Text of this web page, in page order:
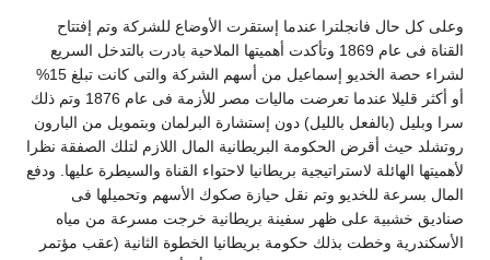
كل حال فانجلترا عندما إستقرت الأوضاع للشركة وتم إفتتاح
القناة فى عام 1869 وتأكدت أهميتها الملاحية بادرت بالتدخل السريع
لشراء حصة الخديو إسماعيل من أسهم الشركة والتى كانت تبلغ 15%
أو أكثر قليلا عندما تعرضت ماليات مصر للأزمة فى عام 1876 وتم ذلك
وبليل (بالفعل بالليل) دون إستشارة البرلمان وبتمويل من البارون
حيث أقرض الحكومة البريطانية المال اللازم لتلك الصفقة نظرا
الهائلة لاستراتيجية بريطانيا لاحتواء القناة والسيطرة عليها. ودفع
بسرعة للخديو وتم نقل حيازة صكوك الأسهم وتحميلها فى
خشبية على ظهر سفينة بريطانية خرجت مسرعة من مياه
وخطت بذلك حكومة بريطانيا الخطوة الثانية (عقب مؤتمر